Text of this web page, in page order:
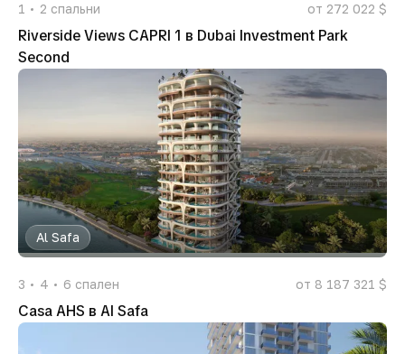
1 2 спальни от 272 022 $
Riverside Views CAPRI 1 в Dubai Investment Park
Second
Al Safa
3 4 6 спален от 8 187 321 $
Casa AHS в Al Safa